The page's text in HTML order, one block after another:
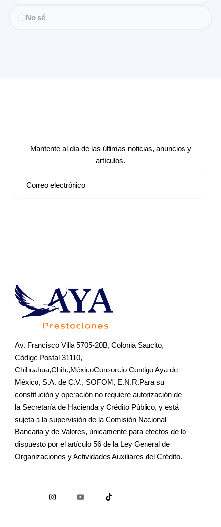
No sé
Mantente al día de las últimas noticias, anuncios y
artículos.
Av. Francisco Villa 5705-20B, Colonia Saucito,
Código Postal 31110,
Chihuahua,Chih.,MéxicoConsorcio Contigo Aya de
México, S.A. de C.V., SOFOM, E.N.R.Para su
constitución y operación no requiere autorización de
la Secretaría de Hacienda y Crédito Público, y está
sujeta a la supervisión de la Comisión Nacional
Bancaria y de Valores, únicamente para efectos de lo
dispuesto por el artículo 56 de la Ley General de
Organizaciones y Actividades Auxiliares del Crédito.